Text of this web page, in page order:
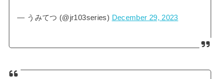
— うみてつ (@jr103series) December 29, 2023